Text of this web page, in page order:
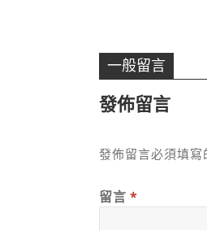
一般留言
發佈留言
發佈留言必須填寫
留言 *